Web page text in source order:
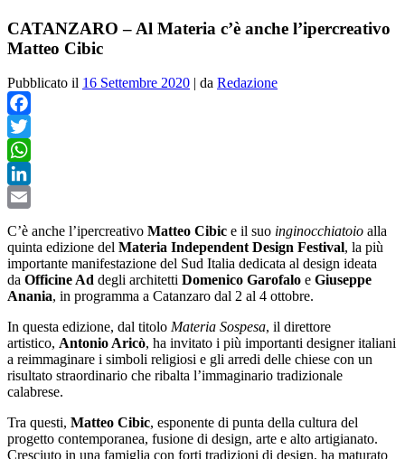
CATANZARO – Al Materia c’è anche l’ipercreativo
Matteo Cibic
Pubblicato il 16 Settembre 2020 | da Redazione
Facebook
Twitter
WhatsApp
LinkedIn
C’è anche l’ipercreativo Matteo Cibic e il suo inginocchiatoio alla
quinta edizione del Materia Independent Design Festival, la più
importante manifestazione del Sud Italia dedicata al design ideata
da Officine Ad degli architetti Domenico Garofalo e Giuseppe
Anania, in programma a Catanzaro dal 2 al 4 ottobre.
In questa edizione, dal titolo Materia Sospesa, il direttore
artistico, Antonio Aricò, ha invitato i più importanti designer italiani
a reimmaginare i simboli religiosi e gli arredi delle chiese con un
risultato straordinario che ribalta l’immaginario tradizionale
calabrese.
Tra questi, Matteo Cibic, esponente di punta della cultura del
progetto contemporanea, fusione di design, arte e alto artigianato.
Cresciuto in una famiglia con forti tradizioni di design, ha maturato